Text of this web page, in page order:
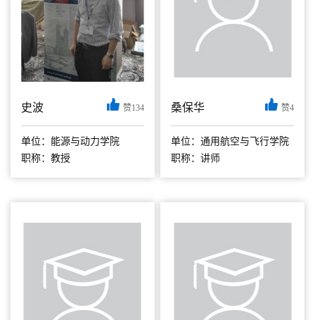
持国家自科基金面
上...
设计与分析...
以下信息由研究生系
完善 史波，男，
波，南京航空航天大
学能源与动力学院教
要从事飞行器热管
理、电子设备热设计
等方向的教学与研究
工作。...
史波 赞134
单位：能源与动力学院
职称：教授
桑保华 赞4
单位：通用航空与飞行学院
职称：讲师